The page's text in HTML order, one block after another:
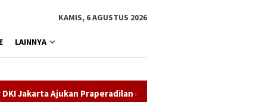
KAMIS, 6 AGUSTUS 2026
LAINNYA
Ajukan Praperadilan di Pengadilan Negeri Jakarta Timur